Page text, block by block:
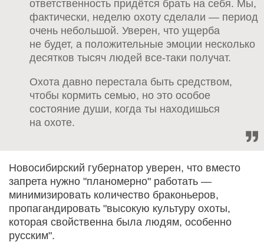
ответственность придётся брать на себя. Мы,
фактически, неделю охоту сделали — период
очень небольшой. Уверен, что ущерба
не будет, а положительные эмоции несколько
десятков тысяч людей все-таки получат.
Охота давно перестала быть средством,
чтобы кормить семью, но это особое
состояние души, когда ты находишься
на охоте.
Новосибирский губернатор уверен, что вместо
запрета нужно "планомерно" работать —
минимизировать количество браконьеров,
пропагандировать "высокую культуру охоты,
которая свойственна была людям, особенно
русским".